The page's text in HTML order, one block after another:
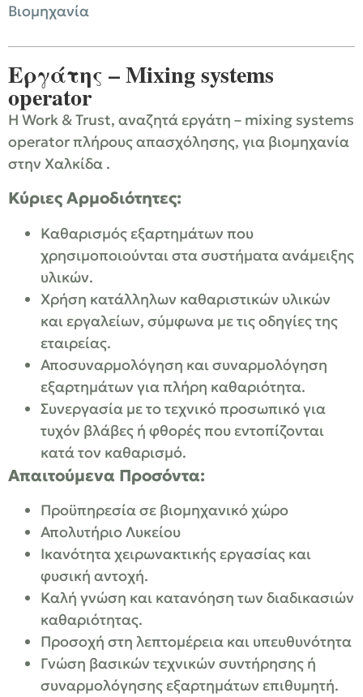
Βιομηχανία
Εργάτης – Mixing systems
operator
Η Work & Trust, αναζητά εργάτη – mixing systems
operator πλήρους απασχόλησης, για βιομηχανία
στην Χαλκίδα .
Κύριες Αρμοδιότητες:
Καθαρισμός εξαρτημάτων που
χρησιμοποιούνται στα συστήματα ανάμειξης
υλικών.
Χρήση κατάλληλων καθαριστικών υλικών
και εργαλείων, σύμφωνα με τις οδηγίες της
εταιρείας.
Αποσυναρμολόγηση και συναρμολόγηση
εξαρτημάτων για πλήρη καθαριότητα.
Συνεργασία με το τεχνικό προσωπικό για
τυχόν βλάβες ή φθορές που εντοπίζονται
κατά τον καθαρισμό.
Απαιτούμενα Προσόντα:
Προϋπηρεσία σε βιομηχανικό χώρο
Απολυτήριο Λυκείου
Ικανότητα χειρωνακτικής εργασίας και
φυσική αντοχή.
Καλή γνώση και κατανόηση των διαδικασιών
καθαριότητας.
Προσοχή στη λεπτομέρεια και υπευθυνότητα
Γνώση βασικών τεχνικών συντήρησης ή
συναρμολόγησης εξαρτημάτων επιθυμητή.